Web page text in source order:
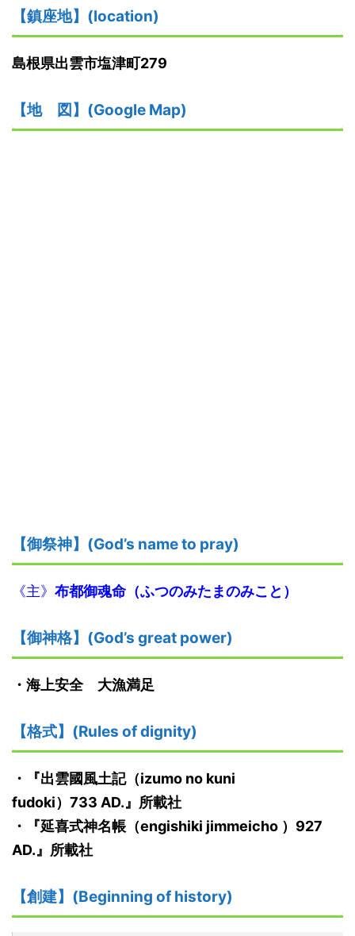
【鎮座地】(location)
島根県出雲市塩津町279
【地 図】(Google Map)
【御祭神】(God’s name to pray)
《主》 布都御魂命（ふつのみたまのみこと ）
【御神格】(God’s great power)
・ 海上安全 大漁満足
【格式】(Rules of dignity)
・『出雲國風土記（izumo no kuni
fudoki） 733 AD. 』 所載社
・『延喜式神名帳 （engishiki jimmeicho ） 927
AD. 』 所載社
【創建】(Beginning of history)